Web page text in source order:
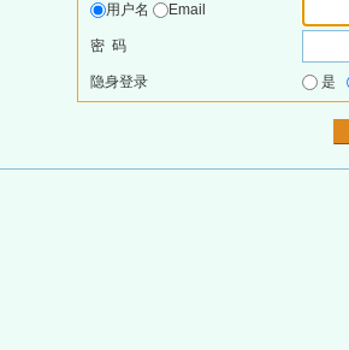
用户名
Email
密 码
隐身登录 是